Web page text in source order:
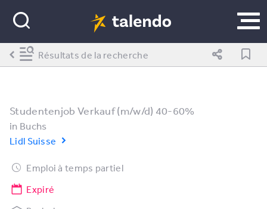
Studentenjob Verkauf (m/w/d) 40-60%
in Buchs
Lidl Suisse
Emploi à temps partiel
Expiré
Résultats de la recherche